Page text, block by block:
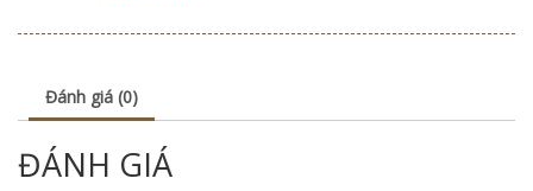
Đánh giá (0)
ĐÁNH GIÁ